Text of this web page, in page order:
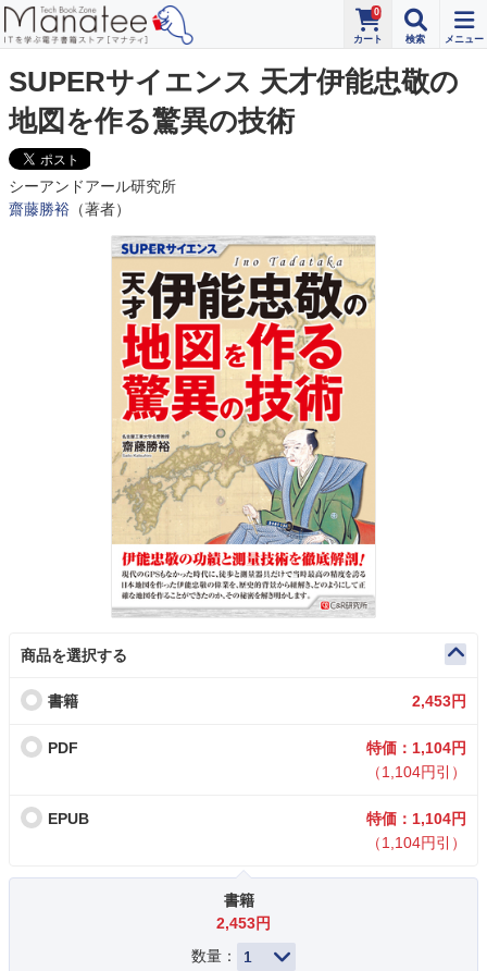
0
SUPERサイエンス 天才伊能忠敬の
地図を作る驚異の技術
シーアンドアール研究所
齋藤勝裕 （著者）
商品を選択する
書籍 2,453円
PDF
特価：1,104円
（1,104円引）
EPUB
特価：1,104円
（1,104円引）
書籍
2,453円
数量：